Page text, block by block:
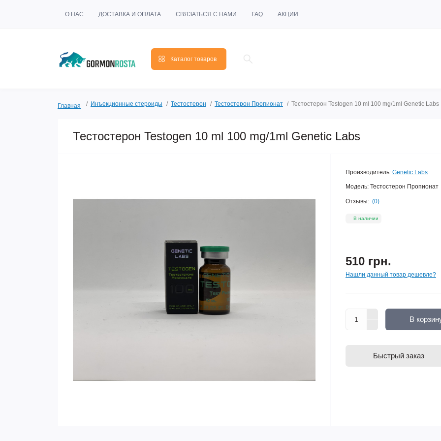
О НАС ДОСТАВКА И ОПЛАТА СВЯЗАТЬСЯ С НАМИ FAQ АКЦИИ
Каталог товаров
Главная Инъекционные стероиды Тестостерон Тестостерон Пропионат Тестостерон Testogen 10 ml 100 mg/1ml Genetic Labs
Тестостерон Testogen 10 ml 100 mg/1ml Genetic Labs
Производитель: Genetic Labs
Модель: Тестостерон Пропионат
Отзывы: (0)
В наличии
510 грн.
Нашли данный товар дешевле?
В
Быстрый заказ